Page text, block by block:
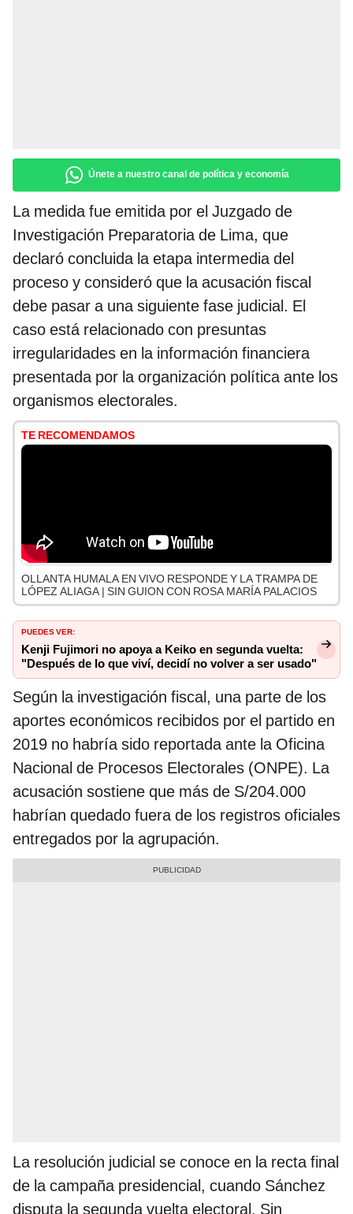
Únete a nuestro canal de política y economía
La medida fue emitida por el Juzgado de
Investigación Preparatoria de Lima, que
declaró concluida la etapa intermedia del
proceso y consideró que la acusación fiscal
debe pasar a una siguiente fase judicial. El
caso está relacionado con presuntas
irregularidades en la información financiera
presentada por la organización política ante los
organismos electorales.
TE RECOMENDAMOS
OLLANTA HUMALA EN VIVO RESPONDE Y LA TRAMPA DE
LÓPEZ ALIAGA | SIN GUION CON ROSA MARÍA PALACIOS
PUEDES VER:
Kenji Fujimori no apoya a Keiko en segunda vuelta:
"Después de lo que viví, decidí no volver a ser usado"
Según la investigación fiscal, una parte de los
aportes económicos recibidos por el partido en
2019 no habría sido reportada ante la Oficina
Nacional de Procesos Electorales (ONPE). La
acusación sostiene que más de S/204.000
habrían quedado fuera de los registros oficiales
entregados por la agrupación.
La resolución judicial se conoce en la recta final
de la campaña presidencial, cuando Sánchez
disputa la segunda vuelta electoral. Sin